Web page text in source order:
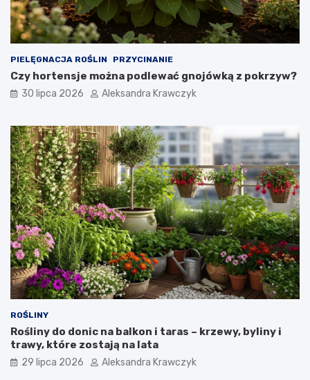
PIELĘGNACJA ROŚLIN PRZYCINANIE
Czy hortensje można podlewać gnojówką z pokrzyw?
30 lipca 2026 Aleksandra Krawczyk
ROŚLINY
Rośliny do donic na balkon i taras – krzewy, byliny i
trawy, które zostają na lata
29 lipca 2026 Aleksandra Krawczyk